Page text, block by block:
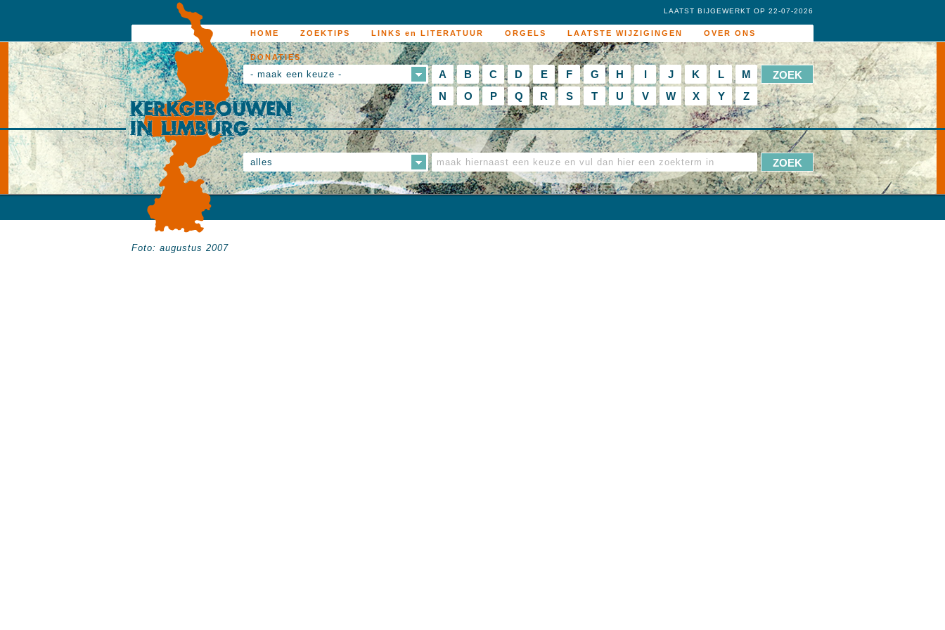
HOME ZOEKTIPS LINKS en LITERATUUR ORGELS LAATSTE WIJZIGINGEN OVER ONS
DONATIES
LAATST BIJGEWERKT OP 22-07-2026
- maak een keuze - A B C D E F G H I J K L
M
N
O P Q R S T U V W X Y Z
alles
Foto: augustus 2007